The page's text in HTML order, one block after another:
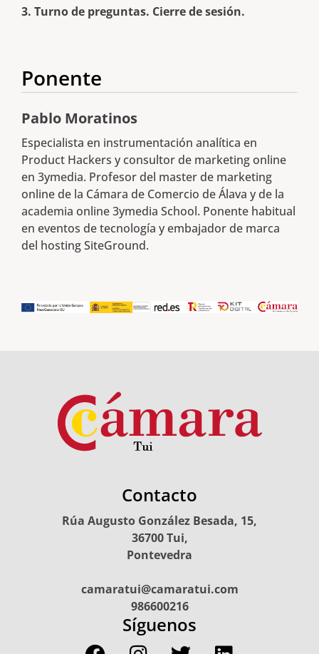
3. Turno de preguntas. Cierre de sesión.
Ponente
Pablo Moratinos
Especialista en instrumentación analítica en
Product Hackers y consultor de marketing online
en 3ymedia. Profesor del master de marketing
online de la Cámara de Comercio de Álava y de la
academia online 3ymedia School. Ponente habitual
en eventos de tecnología y embajador de marca
del hosting SiteGround.
Contacto
Rúa Augusto González Besada, 15,
36700 Tui,
Pontevedra
camaratui@camaratui.com
986600216
Síguenos